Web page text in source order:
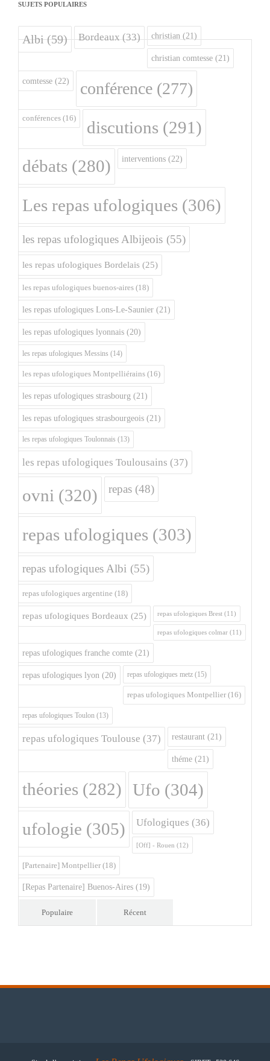
SUJETS POPULAIRES
Albi(59) Bordeaux(33) christian (21)
christian comtesse (21)
comtesse (22) conférence (277)
conférences (16) discutions (291)
débats (280) interventions (22)
Les repas ufologiques (306)
les repas ufologiques Albijeois (55)
les repas ufologiques Bordelais (25)
les repas ufologiques buenos-aires (18)
les repas ufologiques Lons-Le-Saunier (21)
les repas ufologiques lyonnais (20)
les repas ufologiques Messins (14)
les repas ufologiques Montpelliérains (16)
les repas ufologiques strasbourg (21)
les repas ufologiques strasbourgeois (21)
les repas ufologiques Toulonnais (13)
les repas ufologiques Toulousains (37)
ovni (320) repas (48)
repas ufologiques (303)
repas ufologiques Albi (55)
repas ufologiques argentine (18)
repas ufologiques Bordeaux (25) repas ufologiques Brest (11)
repas ufologiques colmar (11)
repas ufologiques franche comte (21)
repas ufologiques lyon (20) repas ufologiques metz (15)
repas ufologiques Montpellier (16)
repas ufologiques Toulon (13)
repas ufologiques Toulouse (37) restaurant (21)
théme (21)
théories (282) Ufo (304)
ufologie (305) Ufologiques (36)
[Off] - Rouen (12)
[Partenaire] Montpellier (18)
[Repas Partenaire] Buenos-Aires (19)
Populaire Récent